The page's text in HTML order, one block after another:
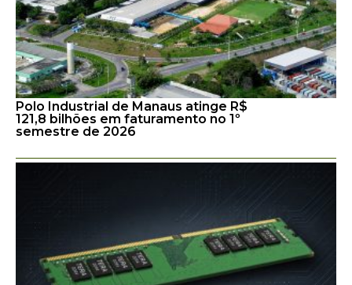
Polo Industrial de Manaus atinge R$
121,8 bilhões em faturamento no 1º
semestre de 2026